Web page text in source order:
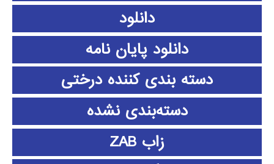
دانلود
دانلود پايان نامه
دسته بندی کننده درختی
دسته‌بندی نشده
زاب ZAB